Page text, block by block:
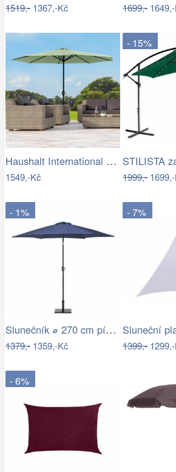
1519,-1367,-Kč 1699,-
Haushalt International Kovový slunečník…
1549,-Kč
- 15%
1999,-
- 1%
Slunečník ⌀ 270 cm pískově béžový VARESE
1379,-1359,-Kč
- 7%
1399,-
- 6%